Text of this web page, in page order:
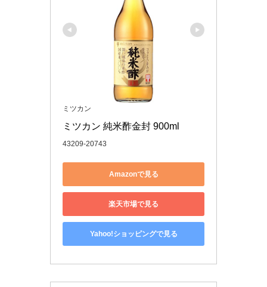
ミツカン
ミツカン 純米酢金封 900ml
43209-20743
Amazonで見る
楽天市場で見る
Yahoo!ショッピングで見る